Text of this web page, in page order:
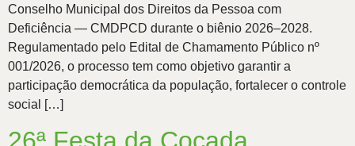
Conselho Municipal dos Direitos da Pessoa com
Deficiência — CMDPCD durante o biênio 2026–2028.
Regulamentado pelo Edital de Chamamento Público nº
001/2026, o processo tem como objetivo garantir a
participação democrática da população, fortalecer o controle
social […]